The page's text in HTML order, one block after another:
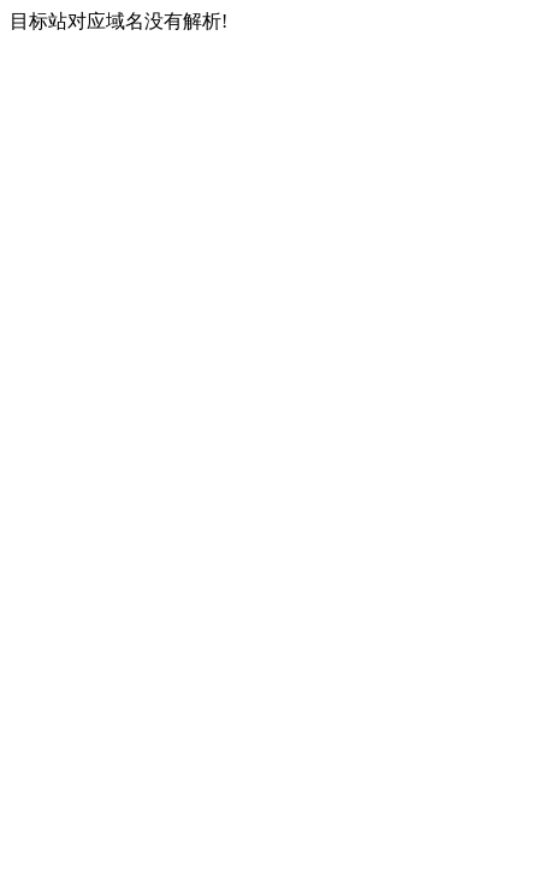
目标站对应域名没有解析!